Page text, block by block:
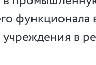
функционала
в